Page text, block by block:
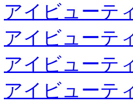
アイビューテ
アイビューテ
アイビューテ
アイビューテ